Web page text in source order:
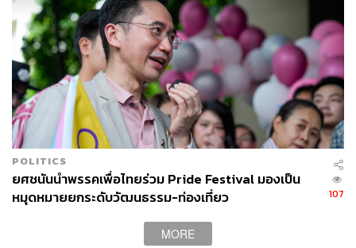
POLITICS
ยศชนันนำพรรคเพื่อไทยร่วม Pride Festival มองเป็น
หมุดหมายยกระดับวัฒนธรรม-ท่องเที่ยว
107
MORE